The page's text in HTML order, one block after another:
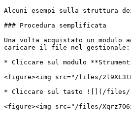
Alcuni esempi sulla struttura
### Procedura semplificata
Una volta acquistato un
caricare il file nel gestionale:
* Cliccare sul modulo
<figure><img src="/files/
* Cliccare sul tasto ![](/files/-
<figure><img src="/files/